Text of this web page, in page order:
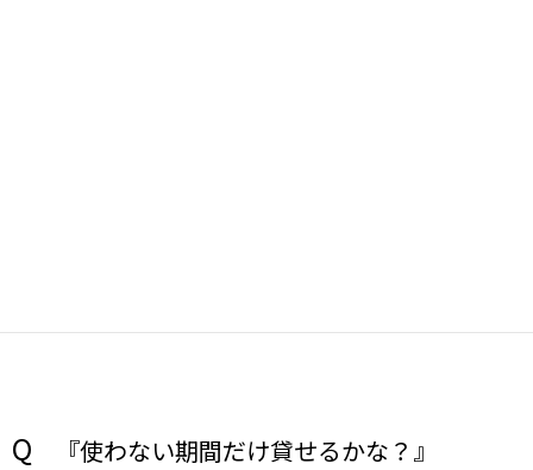
Q 『使わない期間だけ貸せるかな？』